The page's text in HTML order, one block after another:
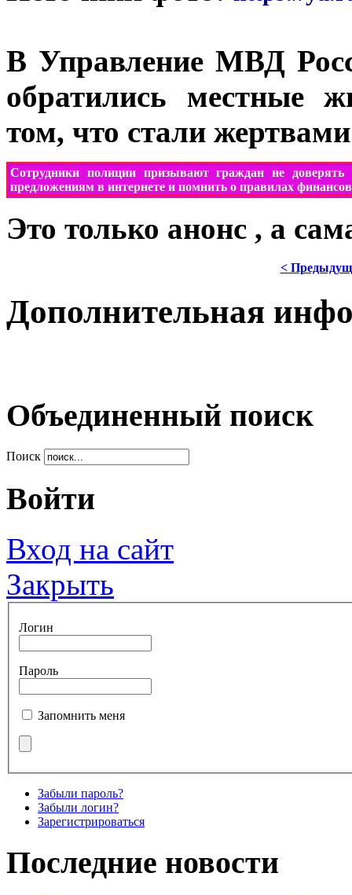
В Управление МВД
обратились местные
том, что стали
Сотрудники полиции призываютграждан не доверять
предложениям в интернете и помнить о правилах
Это только анонс , а
<
Дополнительная
Объединенный поиск
Поиск
Войти
Вход на сайт
Закрыть
Логин
Пароль
Запомнить меня
Забыли пароль?
Забыли логин?
Зарегистрироваться
Последние новости